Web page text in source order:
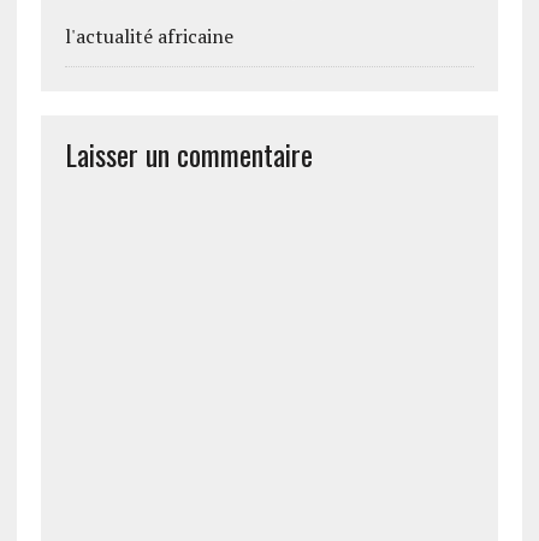
l'actualité africaine
Laisser un commentaire